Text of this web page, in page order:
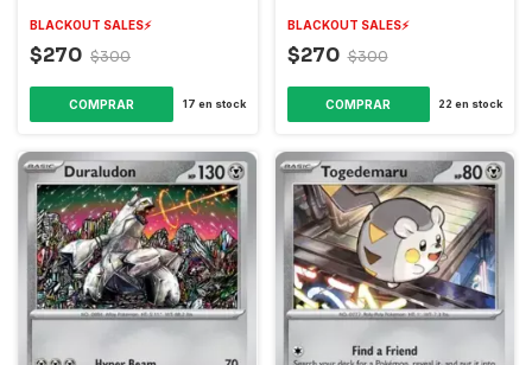
BLACKOUT SALES⚡️
$270 $300
COMPRAR 17 en stock
BLACKOUT SALES⚡️
$270 $300
COMPRAR 22 en stock